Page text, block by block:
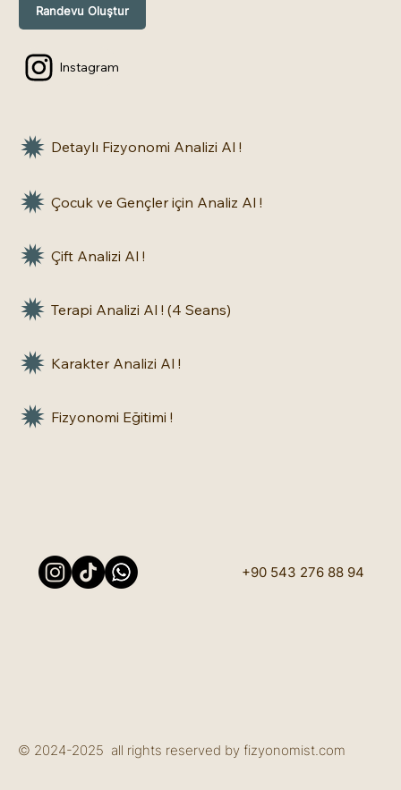
© 2024-2025 all rights reserved by fizyonomist.com
Randevu Oluştur
Instagram
Detaylı Fizyonomi Analizi Al !
Karakter Analizi Al !
Çocuk ve Gençler için Analiz Al !
Terapi Analizi Al ! (4 Seans)
Çift Analizi Al !
Fizyonomi Eğitimi !
+90 543 276 88 94